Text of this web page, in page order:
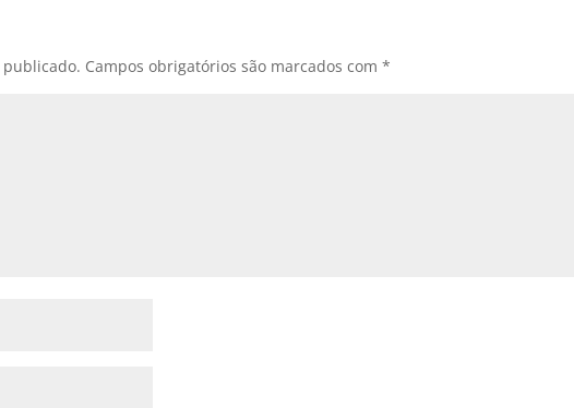
publicado. Campos obrigatórios são marcados com*